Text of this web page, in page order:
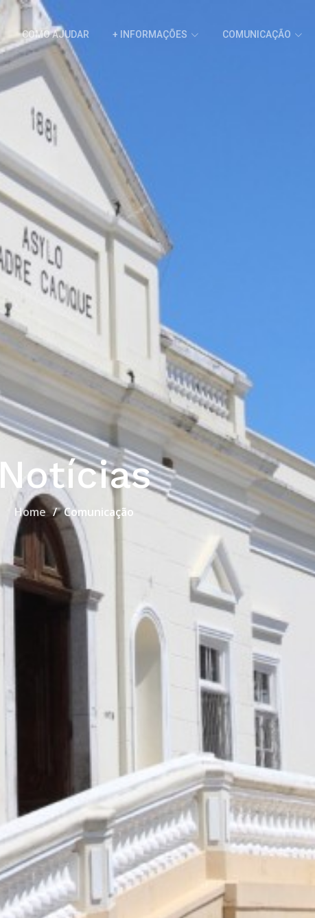
COMO AJUDAR + INFORMAÇÕES COMUNICAÇÃO
Notícias
Home Comunicação